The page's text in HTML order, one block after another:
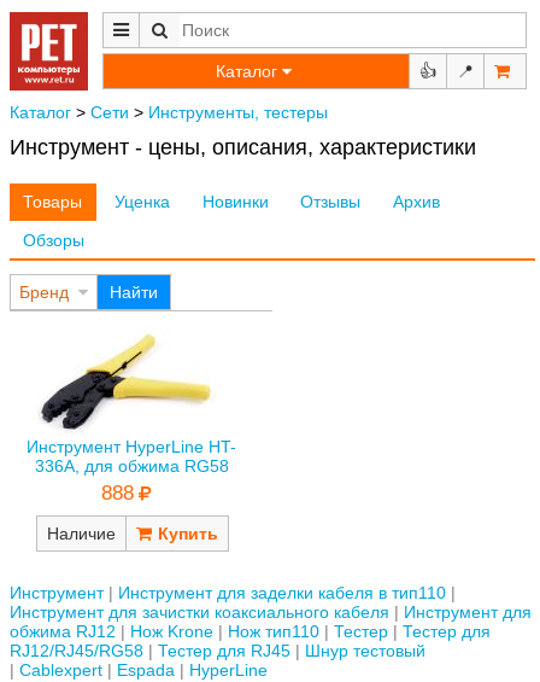
Каталог 👍 📍
Каталог > Сети > Инструменты, тестеры
Инструмент - цены, описания, характеристики
Товары Уценка Новинки Отзывы
Архив
Обзоры
Бренд Найти
Инструмент HyperLine HT-
336A, для обжима RG58
888
Наличие
Инструмент
Инструмент для заделки кабеля в тип110
Инструмент для зачистки коаксиального кабеля
Инструмент для
обжима RJ12
Нож Krone Нож тип110 Тестер
Тестер для
RJ12/RJ45/RG58
Тестер для RJ45
Шнур тестовый
Cablexpert
Espada HyperLine